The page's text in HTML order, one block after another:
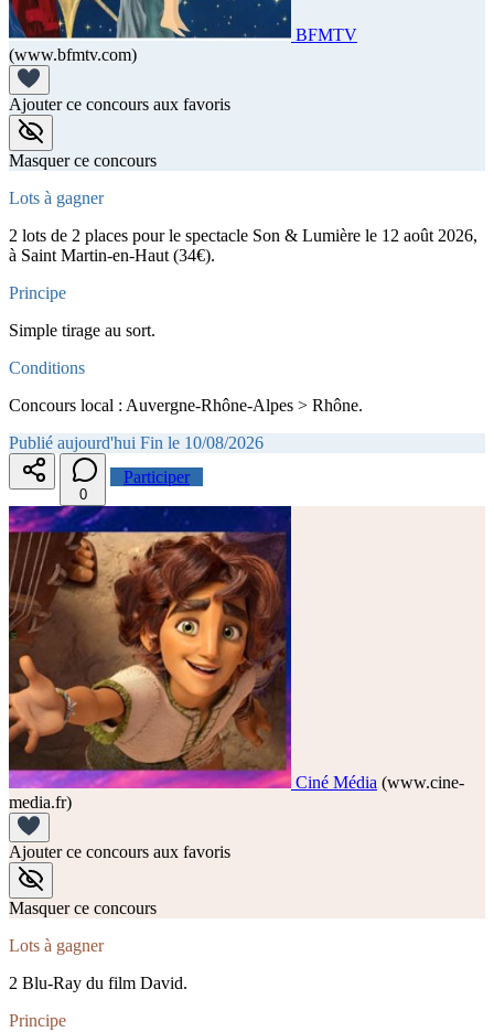
BFMTV
(www.bfmtv.com)
Ajouter ce concours aux favoris
Masquer ce concours
Lots à gagner
2 lots de 2 places pour le spectacle Son & Lumière le 12 août 2026,
à Saint Martin-en-Haut (34€).
Principe
Simple tirage au sort.
Conditions
Concours local : Auvergne-Rhône-Alpes > Rhône.
Publié aujourd'hui Fin le 10/08/2026
0
Participer
Ciné Média (www.cine-
media.fr)
Ajouter ce concours aux favoris
Masquer ce concours
Lots à gagner
2 Blu-Ray du film David.
Principe